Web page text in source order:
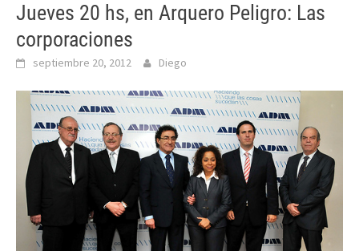
Jueves 20 hs, en Arquero Peligro: Las
corporaciones
septiembre 20, 2012 Diego